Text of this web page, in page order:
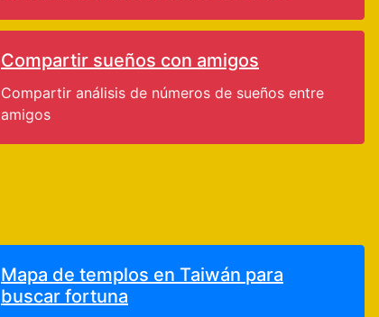
Compartir sueños con amigos
Compartir análisis de números de sueños entre
amigos
Mapa de templos en Taiwán para
buscar fortuna